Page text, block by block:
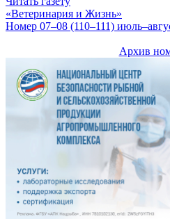
«Ветеринария и Жизнь»
Номер 07–08 (110–111)
Архив